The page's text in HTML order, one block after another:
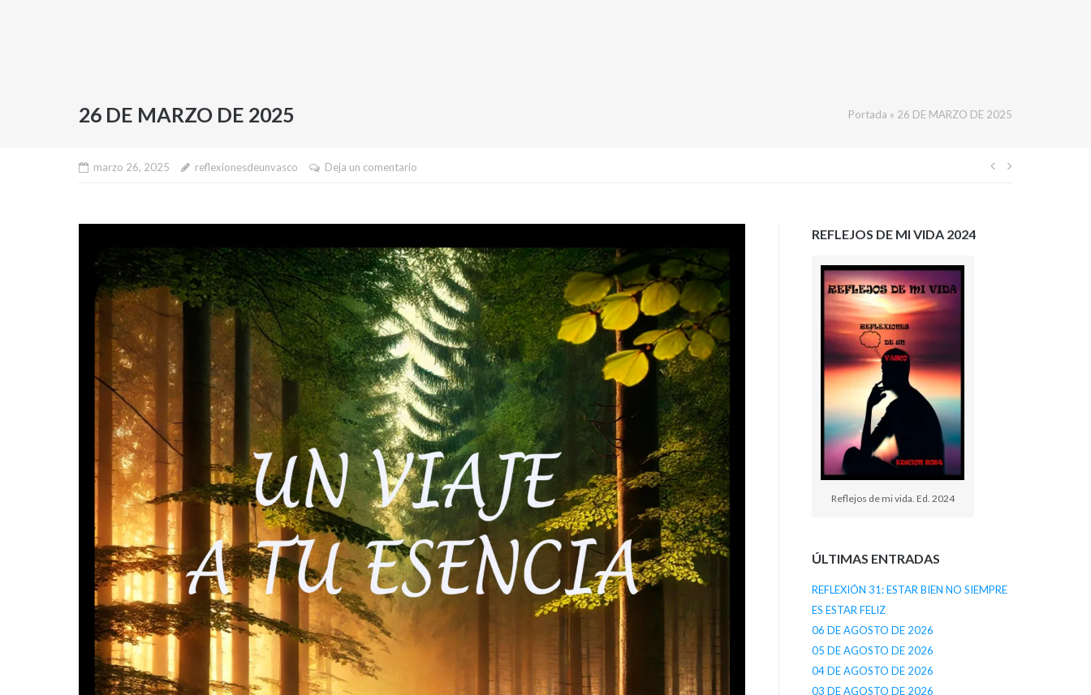
26 DE MARZO DE 2025 Portada » 26 DE MARZO DE 2025
marzo 26, 2025 reflexionesdeunvasco Deja un comentario
Navegación
REFLEJOS DE MI VIDA 2024
Reflejos de mi vida. Ed. 2024
ÚLTIMAS ENTRADAS
REFLEXIÓN 31: ESTAR BIEN NO SIEMPRE
ES ESTAR FELIZ
06 DE AGOSTO DE 2026
05 DE AGOSTO DE 2026
04 DE AGOSTO DE 2026
03 DE AGOSTO DE 2026